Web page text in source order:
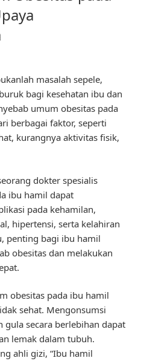
masalah sepele,
bagi kesehatan ibu dan
umum obesitas pada
berbagai faktor, seperti
kurangnya aktivitas fisik,
dokter spesialis
ibu hamil dapat
pada kehamilan,
hipertensi, serta kelahiran
penting bagi ibu hamil
obesitas dan melakukan
obesitas pada ibu hamil
sehat. Mengonsumsi
gula secara berlebihan dapat
lemak dalam tubuh.
ahli gizi, “Ibu hamil